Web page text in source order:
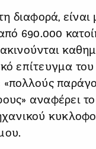
διαφορά,
690.000
επίτευγμα
αναφέρει